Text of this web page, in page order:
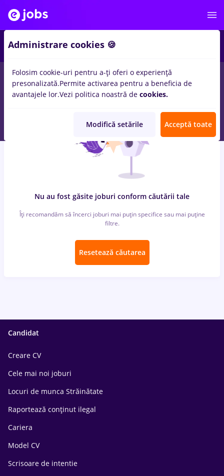
locuri de munca in Remote (de acasa)pentruStudent
Transport / Distributie, IT / Telecom
Nu au fost găsite joburi conform căutării tale
Îți recomandăm să încerci joburi mai puțin specifice sau mai puține
filtre.
Resetează căutarea
Candidat
Creare CV
Cele mai noi joburi
Locuri de munca Străinătate
Raportează conținut ilegal
Cariera
Model CV
Scrisoare de intentie
Administrare cookies 🍪
Folosim cookie-uri pentru a-ți oferi o experiență
presonalizată.Permite activarea pentru a beneficia de
avantajele lor.Vezi politica noastră de cookies.
Modifică setările Acceptă toate